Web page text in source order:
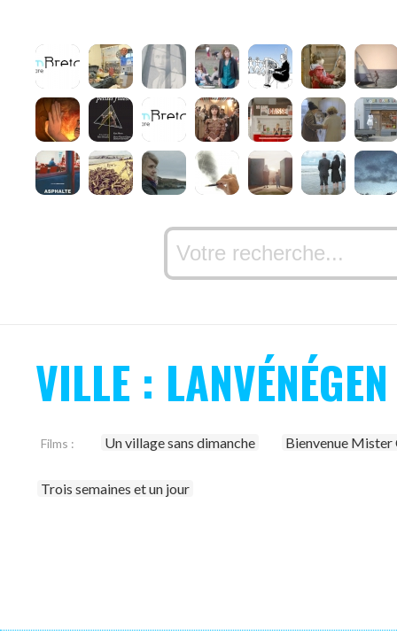
VILLE : LANVÉNÉGEN
Films : Un village sans dimanche Bienvenue Mister
Trois semaines et un jour